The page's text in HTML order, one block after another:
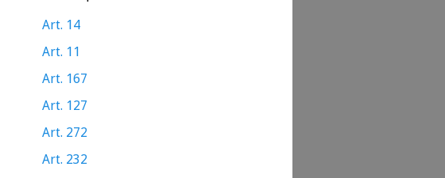
Art. 14
Art. 11
Art. 167
Art. 127
Art. 272
Art. 232